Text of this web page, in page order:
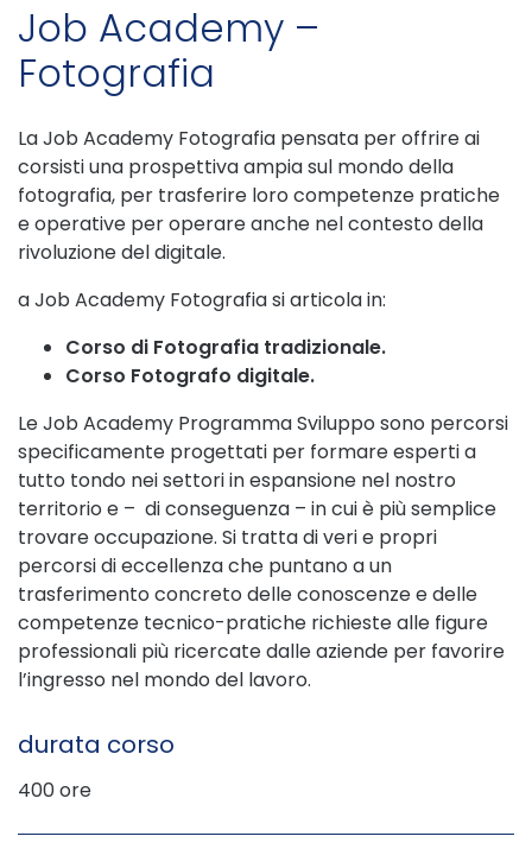
Job Academy –
Fotografia
La Job Academy Fotografia pensata per offrire ai
corsisti una prospettiva ampia sul mondo della
fotografia, per trasferire loro competenze pratiche
e operative per operare anche nel contesto della
rivoluzione del digitale.
a Job Academy Fotografia si articola in:
Corso di Fotografia tradizionale.
Corso Fotografo digitale.
Le Job Academy Programma Sviluppo sono percorsi
specificamente progettati per formare esperti a
tutto tondo nei settori in espansione nel nostro
territorio e – di conseguenza – in cui è più semplice
trovare occupazione. Si tratta di veri e propri
percorsi di eccellenza che puntano a un
trasferimento concreto delle conoscenze e delle
competenze tecnico-pratiche richieste alle figure
professionali più ricercate dalle aziende per favorire
l’ingresso nel mondo del lavoro.
durata corso
400 ore